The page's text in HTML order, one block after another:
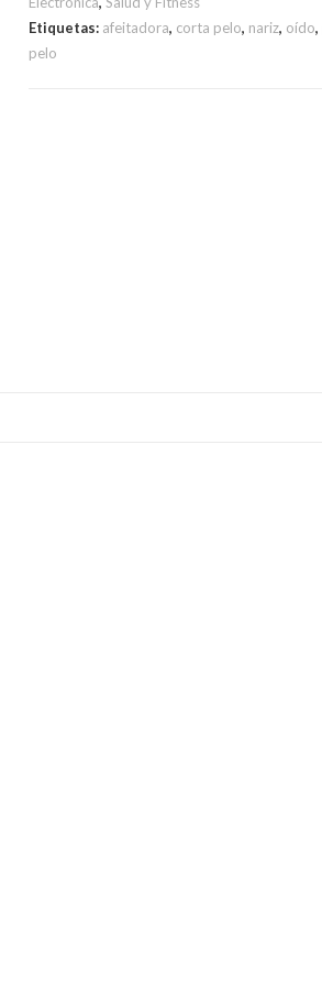
Etiquetas: afeitadora, corta pelo, nariz, oído,
pelo